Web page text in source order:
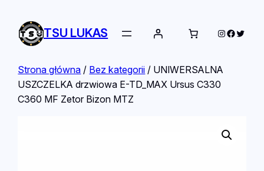
TSU LUKAS Instagram
Twitter
Strona główna / Bez kategorii / UNIWERSALNA
USZCZELKA drzwiowa E-TD_MAX Ursus C330
C360 MF Zetor Bizon MTZ